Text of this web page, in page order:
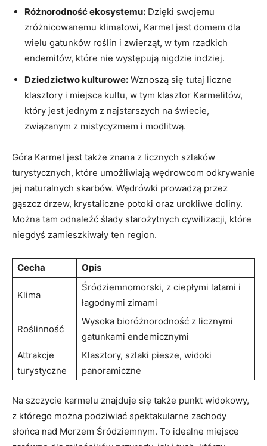
Różnorodność ekosystemu: Dzięki swojemu
zróżnicowanemu klimatowi, Karmel jest domem dla
wielu gatunków roślin i zwierząt, w tym rzadkich
endemitów, które nie występują nigdzie indziej.
Dziedzictwo kulturowe: Wznoszą się tutaj liczne
klasztory i miejsca kultu, w tym klasztor Karmelitów,
który jest jednym z najstarszych na świecie,
związanym z mistycyzmem i modlitwą.
Góra Karmel jest także znana z licznych szlaków
turystycznych, które umożliwiają wędrowcom odkrywanie
jej naturalnych skarbów. Wędrówki prowadzą przez
gąszcz drzew, krystaliczne potoki oraz urokliwe doliny.
Można tam odnaleźć ślady starożytnych cywilizacji, które
niegdyś zamieszkiwały ten region.
Cecha Opis
Klima
Śródziemnomorski, z ciepłymi latami i
łagodnymi zimami
Roślinność
Wysoka bioróżnorodność z licznymi
gatunkami endemicznymi
Attrakcje
turystyczne
Klasztory, szlaki piesze, widoki
panoramiczne
Na szczycie karmelu znajduje się także punkt widokowy,
z którego można podziwiać spektakularne zachody
słońca nad Morzem Śródziemnym. To idealne miejsce